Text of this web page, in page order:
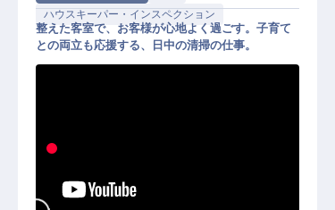
ハウスキーパー・インスペクション
客室・館内清掃（パート）│時給1,1
～OK・土日休み相談可
整えた客室で、お客様が心地よく過ごす。子育て
との両立も応援する、日中の清掃の仕事。